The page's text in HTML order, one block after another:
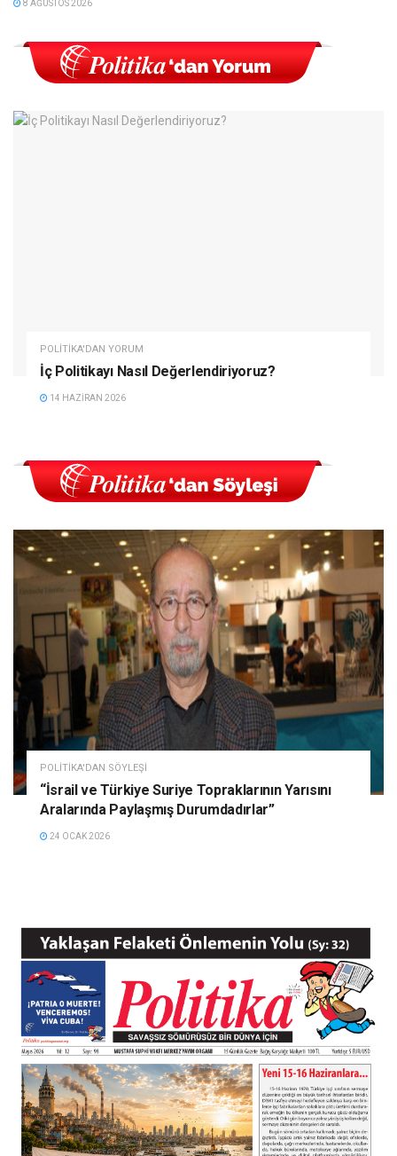
8 AĞUSTOS 2026
POLITIKA'DAN YORUM
İç Politikayı Nasıl Değerlendiriyoruz?
14 HAZIRAN 2026
POLITIKA'DAN SÖYLEŞI
“İsrail ve Türkiye Suriye Topraklarının Yarısını
Aralarında Paylaşmış Durumdadırlar”
24 OCAK 2026